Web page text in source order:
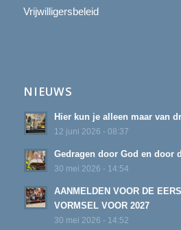
Vrijwilligersbeleid
NIEUWS
Hier kun je alleen maar van
12 juni 2026 - 08:37
Gedragen door God en door
30 mei 2026 - 14:54
AANMELDEN VOOR DE
VORMSEL VOOR 2027
30 mei 2026 - 14:52